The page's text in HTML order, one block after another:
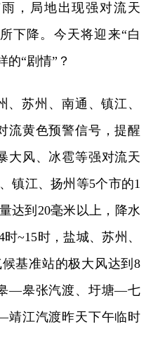
，局地出现强对流天
下降。今天将迎来“白
的“剧情”？
苏州、南通、镇江、
流黄色预警信号，提醒
大风、冰雹等强对流天
镇江、扬州等5个市的1
达到20毫米以上，降水
~15时，盐城、苏州、
基准站的极大风达到8
—皋张汽渡、圩塘—七
靖江汽渡昨天下午临时